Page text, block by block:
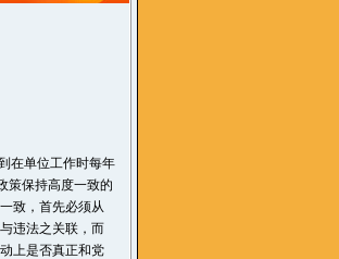
在单位工作时每年
策保持高度一致的
致，首先必须从
违法之关联，而
上是否真正和党